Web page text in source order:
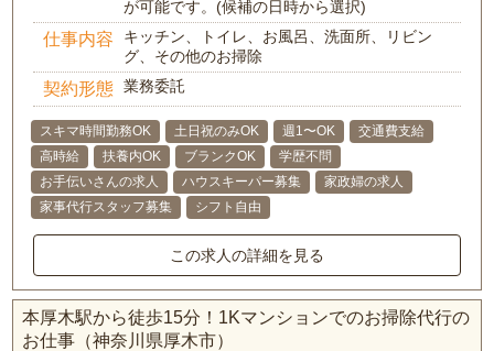
が可能です。(候補の日時から選択)
仕事内容
キッチン、トイレ、お風呂、洗面所、リビン
グ、その他のお掃除
契約形態 業務委託
スキマ時間勤務OK 土日祝のみOK 週1〜OK
交通費支給
高時給
扶養内OK ブランクOK
学歴不問
お手伝いさんの求人
ハウスキーパー募集
家政婦の求人
家事代行スタッフ募集
シフト自由
この求人の詳細を見る
本厚木駅から徒歩15分！1Kマンションでのお掃除代行の
お仕事（神奈川県厚木市）